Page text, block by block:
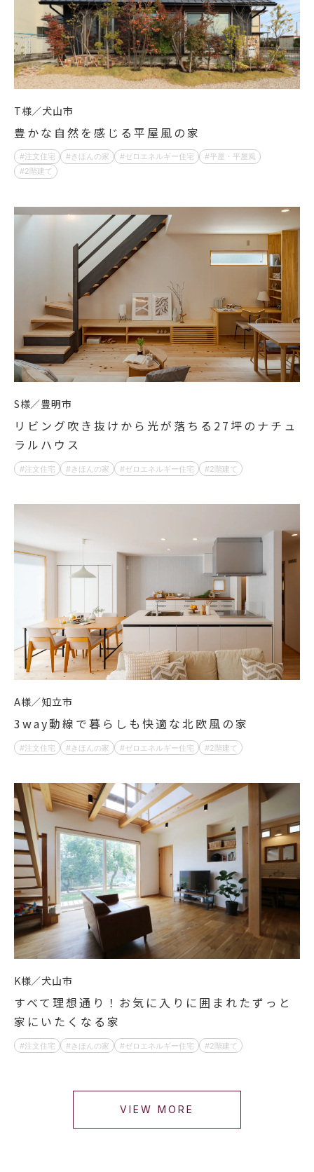
T様 犬山市
豊かな自然を感じる平屋風の家
注文住宅 きほんの家 ゼロエネルギー住宅
平屋・平屋風
2階建て
S様 豊明市
リビング吹き抜けから光が落ちる27坪のナチュ
ラルハウス
注文住宅 きほんの家 ゼロエネルギー住宅 2階建て
A様 知立市
3way動線で暮らしも快適な北欧風の家
注文住宅 きほんの家 ゼロエネルギー住宅 2階建て
K様 犬山市
すべて理想通り！お気に入りに囲まれたずっと
家にいたくなる家
注文住宅 きほんの家 ゼロエネルギー住宅 2階建て
VIEW MORE